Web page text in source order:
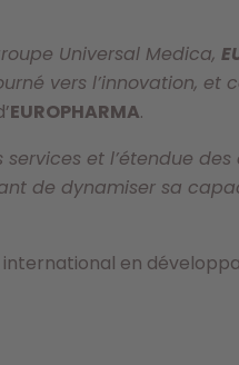
Universal Medica,
vers l’innovation, et
EUROPHARMA.
et l’étendue
de dynamiser sa
en